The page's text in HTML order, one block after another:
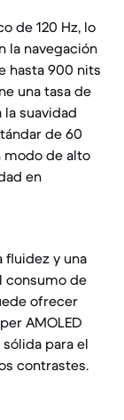
de 120 Hz, lo
la navegación
hasta 900 nits
una tasa de
suavidad
de 60
modo de alto
en
fluidez y una
consumo de
ofrecer
AMOLED
para el
contrastes.